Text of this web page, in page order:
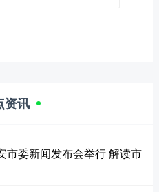
资讯
市委新闻发布会举行 解读市